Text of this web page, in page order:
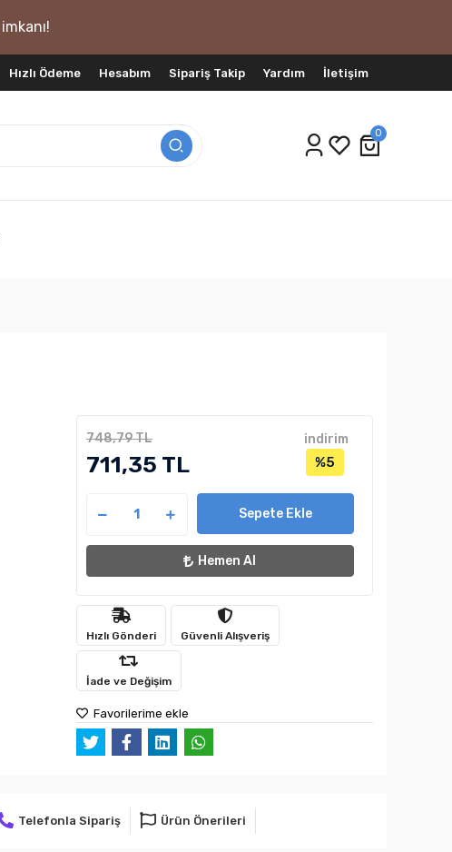
imkanı!
Hızlı Ödeme Hesabım Sipariş Takip Yardım İletişim
0
748,79 TL
711,35 TL
indirim
%5
Sepete Ekle
Hemen Al
Hızlı Gönderi Güvenli Alışveriş
İade ve Değişim
Favorilerime ekle
Telefonla Sipariş Ürün Önerileri